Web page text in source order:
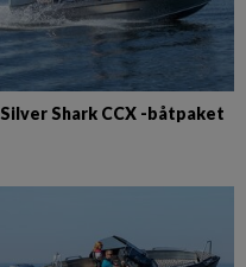
Silver Shark CCX -båtpaket